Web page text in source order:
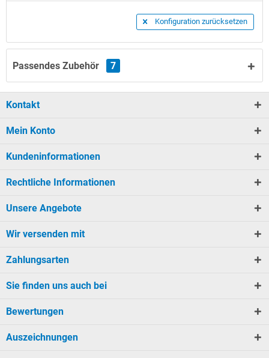
Konfiguration zurücksetzen
Passendes Zubehör 7
Kontakt
Mein Konto
Kundeninformationen
Rechtliche Informationen
Unsere Angebote
Wir versenden mit
Zahlungsarten
Sie finden uns auch bei
Bewertungen
Auszeichnungen